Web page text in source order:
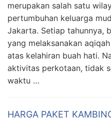
merupakan salah satu
pertumbuhan keluarga
Jakarta. Setiap tahunnya,
yang melaksanakan
atas kelahiran buah hati.
aktivitas perkotaan, tidak
waktu …
HARGA PAKET